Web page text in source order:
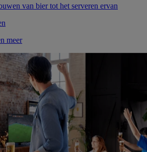
van bier tot het serveren ervan
meer